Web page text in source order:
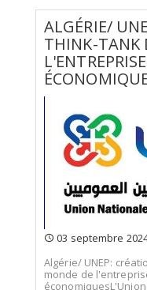
ALGÉRIE/
THINK-TANK
03 septembre
Algérie/ UNEP:
monde de